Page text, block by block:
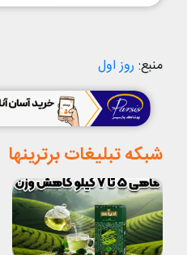
منبع: روز اول
شبکه تبلیغات برترینها